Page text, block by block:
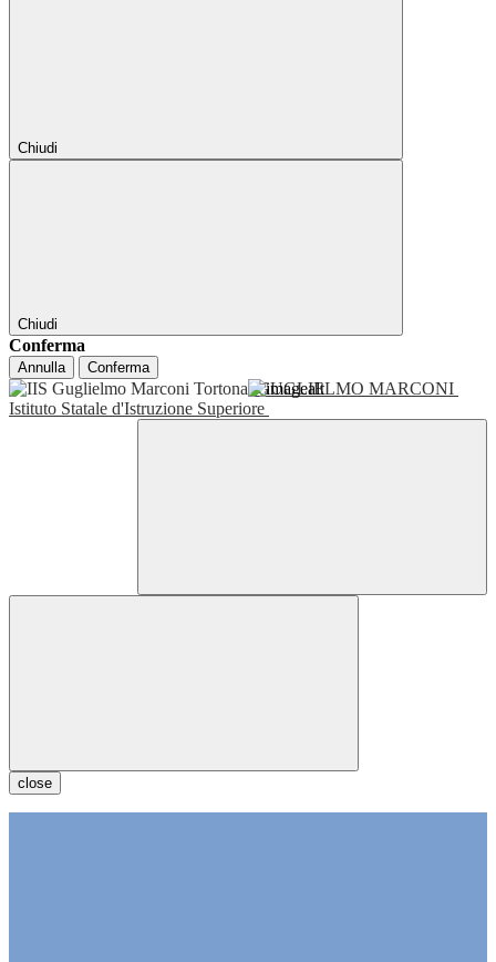
Chiudi
Chiudi
Conferma
Annulla Conferma
GUGLIELMO MARCONI
Istituto Statale d'Istruzione Superiore
close